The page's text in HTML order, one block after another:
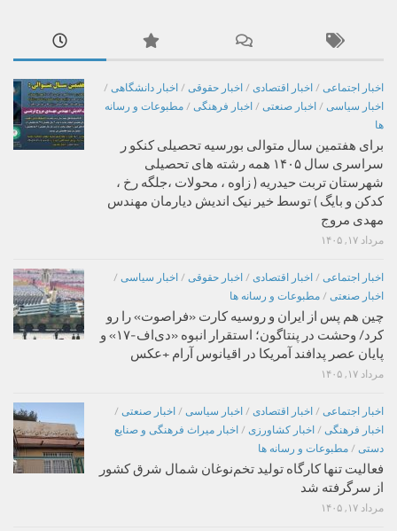
اخبار اجتماعی / اخبار اقتصادی / اخبار حقوقی / اخبار دانشگاهی /
اخبار سیاسی / اخبار صنعتی / اخبار فرهنگی / مطبوعات و رسانه
ها
برای هفتمین سال متوالی بورسیه تحصیلی کنکو ر
سراسری سال ۱۴۰۵ همه رشته های تحصیلی
شهرستان تربت حیدریه ( زاوه ، محولات ،جلگه رخ ،
کدکن و بایگ ) توسط خیر نیک اندیش دیارمان مهندس
مهدی مروج
مرداد ۱۷, ۱۴۰۵
اخبار اجتماعی / اخبار اقتصادی / اخبار حقوقی / اخبار سیاسی /
اخبار صنعتی / مطبوعات و رسانه ها
چین هم پس از ایران و روسیه کارت «فراصوت» را رو
کرد/ وحشت در پنتاگون؛ استقرار انبوه «دی‌اف‑۱۷» و
پایان عصر پدافند آمریکا در اقیانوس آرام +عکس
مرداد ۱۷, ۱۴۰۵
اخبار اجتماعی / اخبار اقتصادی / اخبار سیاسی / اخبار صنعتی /
اخبار فرهنگی / اخبار کشاورزی / اخبار میراث فرهنگی و صنایع
دستی / مطبوعات و رسانه ها
فعالیت تنها کارگاه تولید تخم‌نوغان شمال شرق کشور
از سرگرفته شد
مرداد ۱۷, ۱۴۰۵